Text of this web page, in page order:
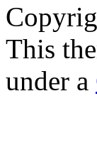
This
under a